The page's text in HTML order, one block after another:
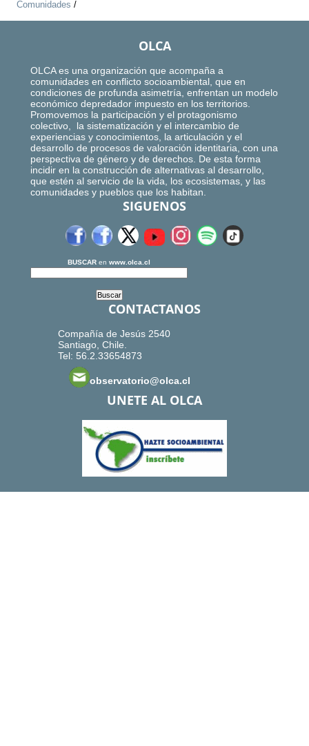
Comunidades /
OLCA
OLCA es una organización que acompaña a
comunidades en conflicto socioambiental, que en
condiciones de profunda asimetría, enfrentan un modelo
económico depredador impuesto en los territorios.
Promovemos la participación y el protagonismo
colectivo, la sistematización y el intercambio de
experiencias y conocimientos, la articulación y el
desarrollo de procesos de valoración identitaria, con una
perspectiva de género y de derechos. De esta forma
incidir en la construcción de alternativas al desarrollo,
que estén al servicio de la vida, los ecosistemas, y las
comunidades y pueblos que los habitan.
SIGUENOS
BUSCAR en www.olca.cl
CONTACTANOS
Compañía de Jesús 2540
Santiago, Chile.
Tel: 56.2.33654873
observatorio@olca.cl
UNETE AL OLCA